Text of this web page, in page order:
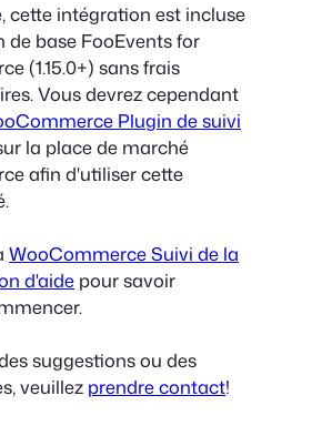
cette intégration est incluse
de base FooEvents for
(1.15.0+) sans frais
Vous devrez cependant
Plugin de suivi
la place de marché
afin d'utiliser cette
WooCommerce Suivi de la
d'aide pour savoir
suggestions ou des
veuillez prendre contact!